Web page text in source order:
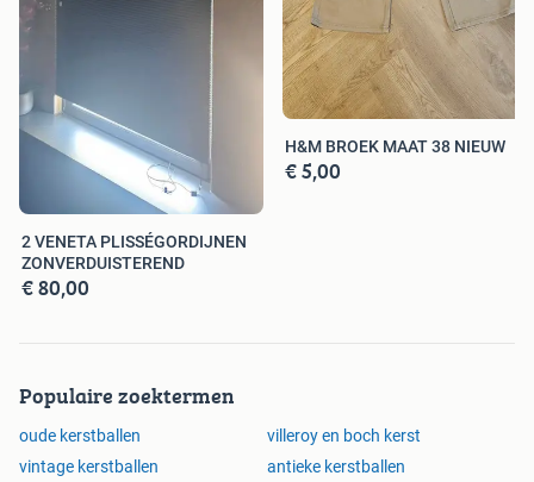
2 VENETA PLISSÉGORDIJNEN
ZONVERDUISTEREND
€ 80,00
H&M BROEK MAAT 38 NIEUW
€ 5,00
Populaire zoektermen
oude kerstballen
villeroy en boch kerst
vintage kerstballen
antieke kerstballen